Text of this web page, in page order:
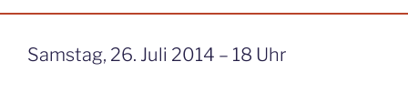
Samstag, 26. Juli 2014 – 18 Uhr